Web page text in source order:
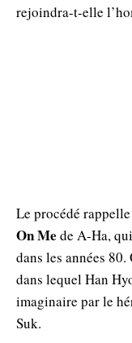
rejoindra-t-elle
Le procédé
On Me de A-Ha,
dans les années
dans lequel Han
imaginaire par le
Suk.